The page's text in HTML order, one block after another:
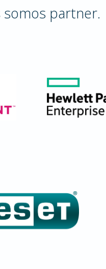
somos partner.